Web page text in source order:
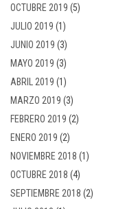
OCTUBRE 2019 (5)
JULIO 2019 (1)
JUNIO 2019 (3)
MAYO 2019 (3)
ABRIL 2019 (1)
MARZO 2019 (3)
FEBRERO 2019 (2)
ENERO 2019 (2)
NOVIEMBRE 2018 (1)
OCTUBRE 2018 (4)
SEPTIEMBRE 2018 (2)